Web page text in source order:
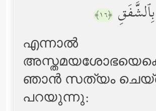
﴿١٦﴾
എന്നാല്‍
ഞാന്‍ സത്യം
പറയുന്നു: